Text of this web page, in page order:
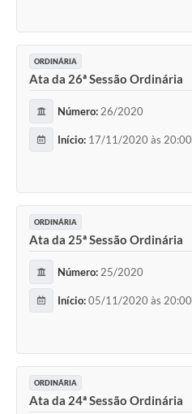
ORDINÁRIA
Ata da 26ª Sessão Ordinária
Número: 26/2020
Início: 17/11/2020 às 20:00
ORDINÁRIA
Ata da 25ª Sessão Ordinária
Número: 25/2020
Início:05/11/2020 às 20:00
ORDINÁRIA
Ata da 24ª Sessão Ordinária